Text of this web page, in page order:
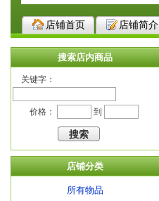
店铺首页 店铺简介
搜索店内商品
关键字：
价格： 到
店铺分类
所有物品